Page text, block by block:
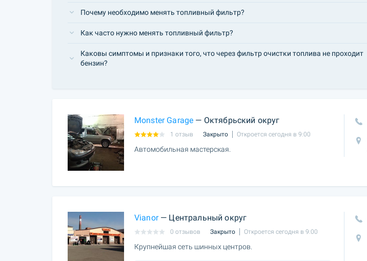
Почему необходимо менять топливный фильтр?
Как часто нужно менять топливный фильтр?
Каковы симптомы и признаки того, что через фильтр очистки топлива не проходит
бензин?
Monster Garage — Октябрьский округ
1 отзыв Закрыто Откроется сегодня в 9:00
Автомобильная мастерская.
Vianor— Центральный округ
0 отзывов Закрыто Откроется сегодня в 9:00
Крупнейшая сеть шинных центров.